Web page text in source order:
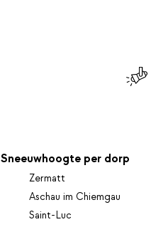
Sneeuwhoogte per dorp
Zermatt
Aschau im Chiemgau
Saint-Luc